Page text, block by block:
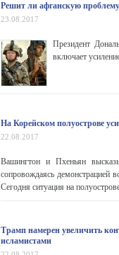
Решит ли афганскую
23.08.2017
Президент
включает
На Корейском полуострове
22.08.2017
Вашингтон и Пхеньян
сопровождаясь демонстрацией
Сегодня ситуация на
Трамп намерен увеличить
исламистами